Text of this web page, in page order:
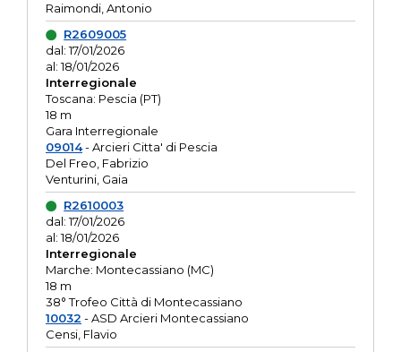
Raimondi, Antonio
R2609005
dal: 17/01/2026
al: 18/01/2026
Interregionale
Toscana: Pescia (PT)
18 m
Gara Interregionale
09014- Arcieri Citta' di Pescia
Del Freo, Fabrizio
Venturini, Gaia
R2610003
dal: 17/01/2026
al: 18/01/2026
Interregionale
Marche: Montecassiano (MC)
18 m
38° Trofeo Città di Montecassiano
10032 - ASD Arcieri Montecassiano
Censi, Flavio